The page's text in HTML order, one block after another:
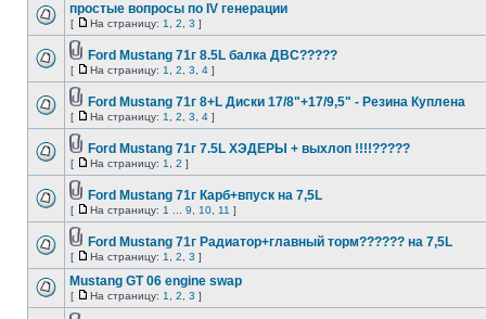
простые вопросы по IV генерации
[ На страницу: 1 2 3 ]
Ford Mustang 71г 8.5L балка ДВС?????
[ На страницу: 1 2 3 4 ]
Ford Mustang 71г 8+L Диски 17/8"+17/9,5" - Резина Куплена
[ На страницу: 1 2 3 4 ]
Ford Mustang 71г 7.5L ХЭДЕРЫ + выхлоп !!!!?????
[ На страницу: 1 2 ]
Ford Mustang 71г Карб+впуск на 7,5L
[ На страницу: 1 9 10 11 ]
Ford Mustang 71г Радиатор+главный торм?????? на 7,5L
[ На страницу: 1 2 3 ]
Mustang GT 06 engine swap
[ На страницу: 1 2 3 ]